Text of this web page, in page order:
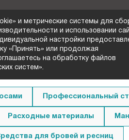
Профессиональный
Расходные материалы
для бровей и ресниц
и метрические системы для
и использовании
настройки
«Принять» или продолжая
на обработку файлов
систем».